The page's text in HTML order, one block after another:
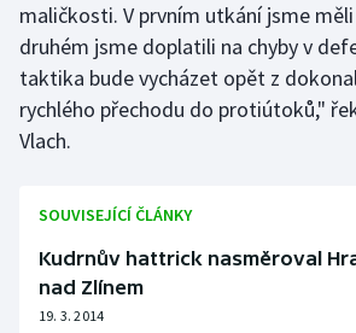
maličkosti. V prvním utkání jsme
druhém jsme doplatili na chyby v
taktika bude vycházet opět z
rychlého přechodu do protiútoků,"
Vlach.
SOUVISEJÍCÍ ČLÁNKY
Kudrnův hattrick nasměroval
nad Zlínem
19. 3. 2014